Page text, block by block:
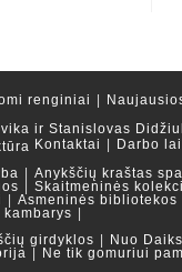
renginiai
ir Stanislovas
Kontaktai Darbo
Anykščių kraštas
Skaitmeninės
Asmeninės bibliotekos
kambarys
girdyklos
Nuo
Ne tik gomuriui